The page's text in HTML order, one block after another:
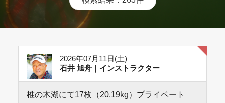
2026年07月11日(土)
石井 旭舟｜インストラクター
椎の木湖にて17枚（20.19kg）プライベート